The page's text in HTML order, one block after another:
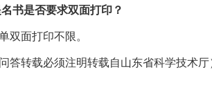
书是否要求双面打印？
双面打印不限。
问答转载必须注明转载自山东省科学技术厅